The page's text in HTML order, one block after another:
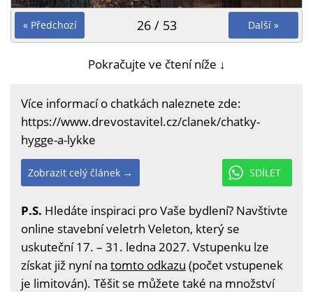
« Předchozí Další »
26 / 53
Pokračujte ve čtení níže ↓
Více informací o chatkách naleznete zde:
https://www.drevostavitel.cz/clanek/chatky-
hygge-a-lykke
SDÍLET
Zobrazit celý článek →
P.S. Hledáte inspiraci pro Vaše bydlení? Navštivte
online stavební veletrh Veleton, který se
uskuteční 17. – 31. ledna 2027. Vstupenku lze
získat již nyní na tomto odkazu (počet vstupenek
je limitován). Těšit se můžete také na množství